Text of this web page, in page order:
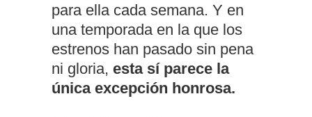
para ella cada semana. Y en
una temporada en la que los
estrenos han pasado sin pena
ni gloria, esta sí parece la
única excepción honrosa.